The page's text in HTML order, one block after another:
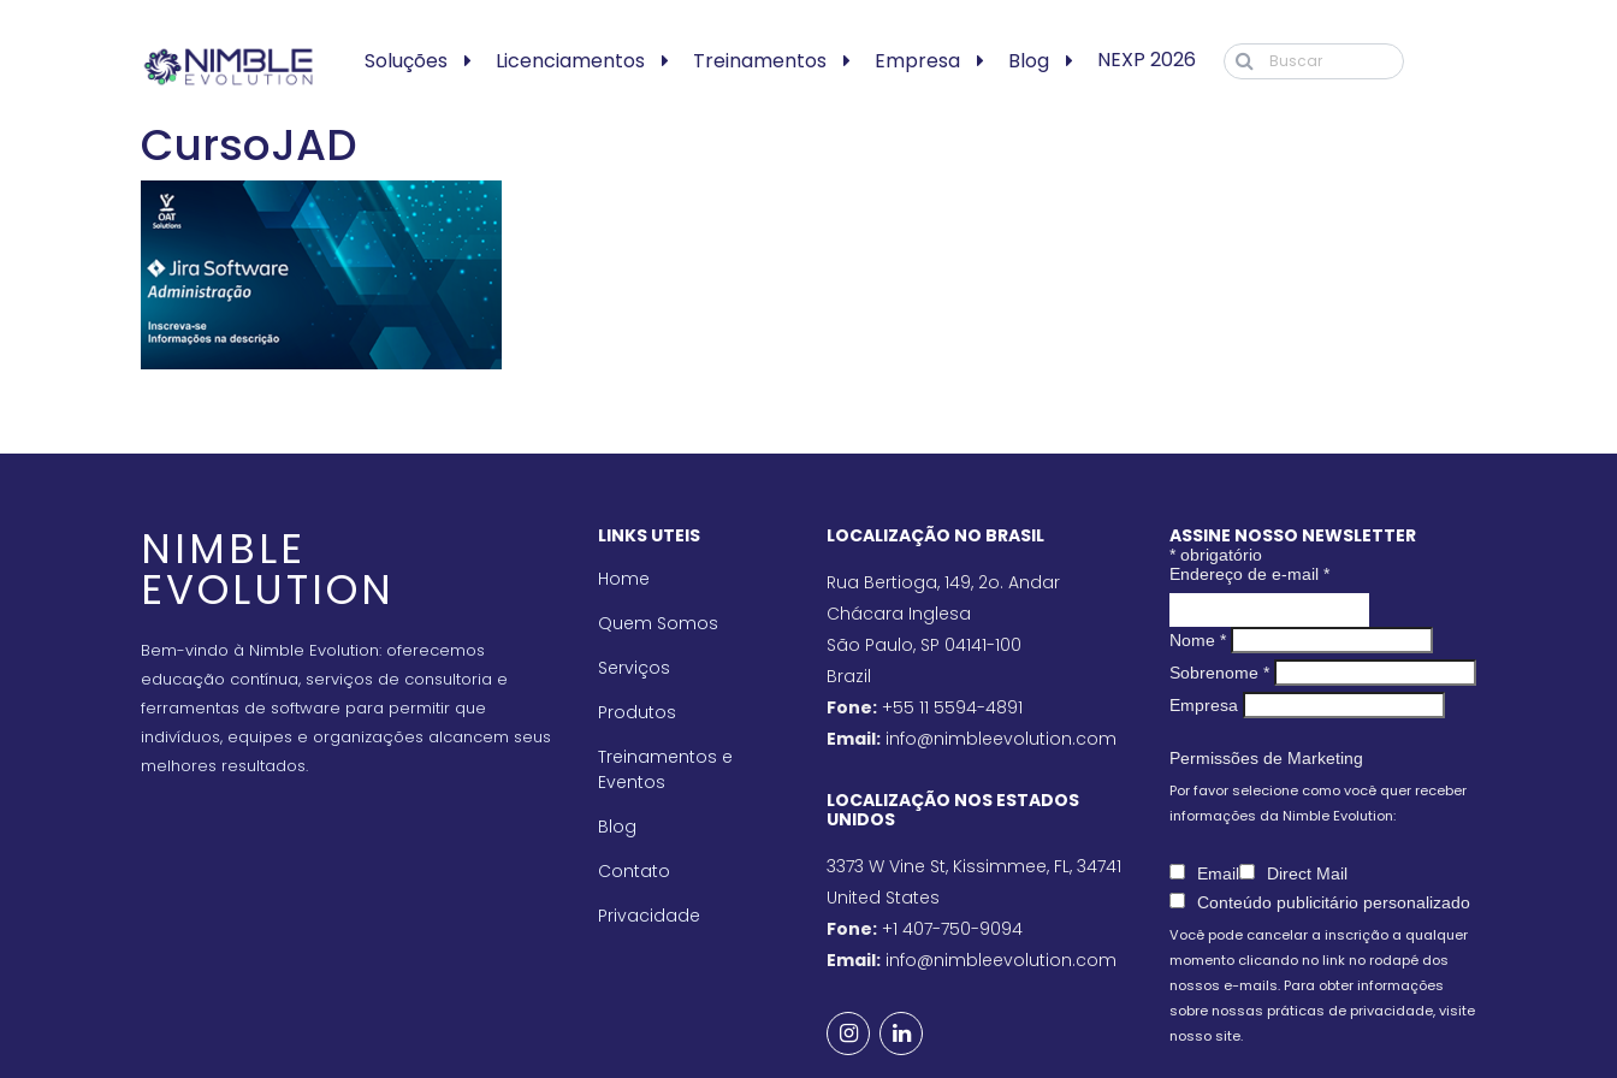
Soluções Licenciamentos Treinamentos Empresa Blog NEXP 2026
CursoJAD
NIMBLE
EVOLUTION
Bem-vindo à Nimble Evolution: oferecemos
educação contínua, serviços de consultoria e
ferramentas de software para permitir que
indivíduos, equipes e organizações alcancem seus
melhores resultados.
LINKS UTEIS
Home
Quem Somos
Serviços
Produtos
Treinamentos e
Eventos
Blog
Contato
Privacidade
LOCALIZAÇÃO NO BRASIL
Rua Bertioga, 149, 2o. Andar
Chácara Inglesa
São Paulo, SP 04141-100
Brazil
Fone: +55 11 5594-4891
Email: info@nimbleevolution.com
LOCALIZAÇÃO NOS ESTADOS
UNIDOS
3373 W Vine St, Kissimmee, FL, 34741
United States
Fone: +1 407-750-9094
Email: info@nimbleevolution.com
ASSINE NOSSO NEWSLETTER
* obrigatório
Endereço de e-mail *
Nome *
Sobrenome *
Empresa
Permissões de Marketing
Por favor selecione como você quer receber
informações da Nimble Evolution:
Email
Direct Mail
Conteúdo publicitário personalizado
Você pode cancelar a inscrição a qualquer
momento clicando no link no rodapé dos
nossos e-mails. Para obter informações
sobre nossas práticas de privacidade, visite
nosso site.